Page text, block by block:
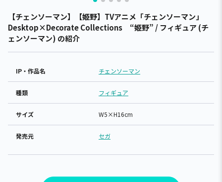
【チェンソーマン】【姫野】TVアニメ「チェンソーマン」
Desktop×Decorate Collections “姫野” / フィギュア (チ
ェンソーマン) の紹介
IP・作品名 チェンソーマン
種類 フィギュア
サイズ W5×H16cm
発売元 セガ